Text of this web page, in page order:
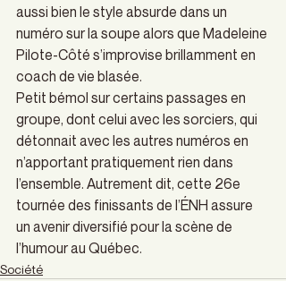
aussi bien le style absurde dans un
numéro sur la soupe alors que Madeleine
Pilote-Côté s’improvise brillamment en
coach de vie blasée.
Petit bémol sur certains passages en
groupe, dont celui avec les sorciers, qui
détonnait avec les autres numéros en
n’apportant pratiquement rien dans
l’ensemble. Autrement dit, cette 26e
tournée des finissants de l’ÉNH assure
un avenir diversifié pour la scène de
l’humour au Québec.
Société